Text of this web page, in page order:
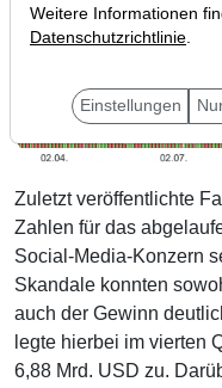
Zuletzt veröffentlichte
Zahlen für das
Social-Media-Konzern
Skandale konnten
auch der Gewinn
legte hierbei im vierten
6,88 Mrd. USD zu.
Weitere Informationen
Datenschutzrichtlinie.
Einstellungen